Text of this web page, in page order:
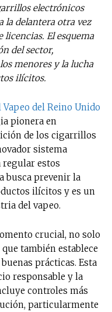
electrónicos
la delantera otra vez
El esquema
del sector,
menores y la lucha
ilícitos.
del Reino Unido
pionera en
de los cigarrillos
sistema
regular estos
busca prevenir la
ilícitos y es un
del vapeo.
crucial, no solo
también establece
prácticas. Esta
responsable y la
controles más
particularmente